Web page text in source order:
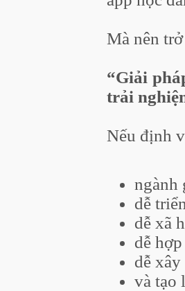
Mà nên
“Giải
trải
Nếu định
ngành
dễ
dễ xã
dễ
dễ
và tạo